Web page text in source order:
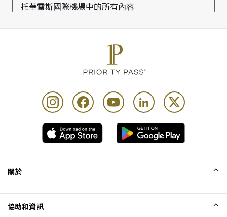
托華雷斯國際機場中的所有內容
關於
協助和資訊